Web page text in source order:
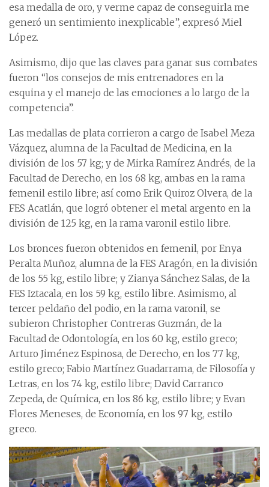
esa medalla de oro, y verme capaz de conseguirla me
generó un sentimiento inexplicable”, expresó Miel
López.
Asimismo, dijo que las claves para ganar sus combates
fueron “los consejos de mis entrenadores en la
esquina y el manejo de las emociones a lo largo de la
competencia”.
Las medallas de plata corrieron a cargo de Isabel Meza
Vázquez, alumna de la Facultad de Medicina, en la
división de los 57 kg; y de Mirka Ramírez Andrés, de la
Facultad de Derecho, en los 68 kg, ambas en la rama
femenil estilo libre; así como Erik Quiroz Olvera, de la
FES Acatlán, que logró obtener el metal argento en la
división de 125 kg, en la rama varonil estilo libre.
Los bronces fueron obtenidos en femenil, por Enya
Peralta Muñoz, alumna de la FES Aragón, en la división
de los 55 kg, estilo libre; y Zianya Sánchez Salas, de la
FES Iztacala, en los 59 kg, estilo libre. Asimismo, al
tercer peldaño del podio, en la rama varonil, se
subieron Christopher Contreras Guzmán, de la
Facultad de Odontología, en los 60 kg, estilo greco;
Arturo Jiménez Espinosa, de Derecho, en los 77 kg,
estilo greco; Fabio Martínez Guadarrama, de Filosofía y
Letras, en los 74 kg, estilo libre; David Carranco
Zepeda, de Química, en los 86 kg, estilo libre; y Evan
Flores Meneses, de Economía, en los 97 kg, estilo
greco.